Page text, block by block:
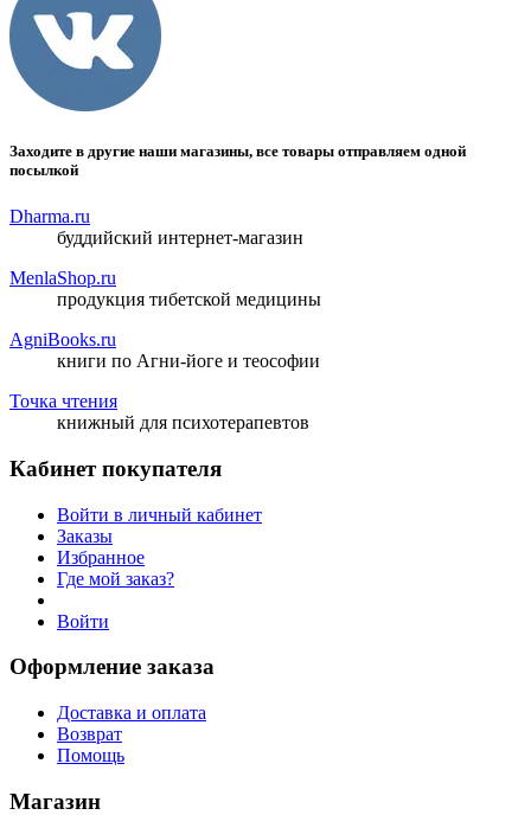
Заходите в другие наши магазины, все товары отправляем одной
посылкой
Dharma.ru
буддийский интернет-магазин
MenlaShop.ru
продукция тибетской медицины
AgniBooks.ru
книги по Агни-йоге и теософии
Точка чтения
книжный для психотерапевтов
Кабинет покупателя
Войти в личный кабинет
Заказы
Избранное
Где мой заказ?
Войти
Оформление заказа
Доставка и оплата
Возврат
Помощь
Магазин